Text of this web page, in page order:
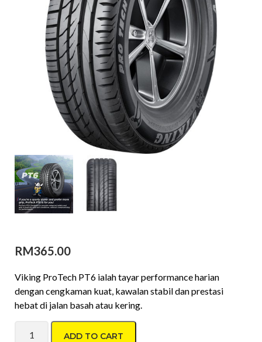
RM365.00
Viking ProTech PT6 ialah tayar performance harian
dengan cengkaman kuat, kawalan stabil dan prestasi
hebat di jalan basah atau kering.
Viking ProTech PT6 225/55 R16 quantity
ADD TO CART